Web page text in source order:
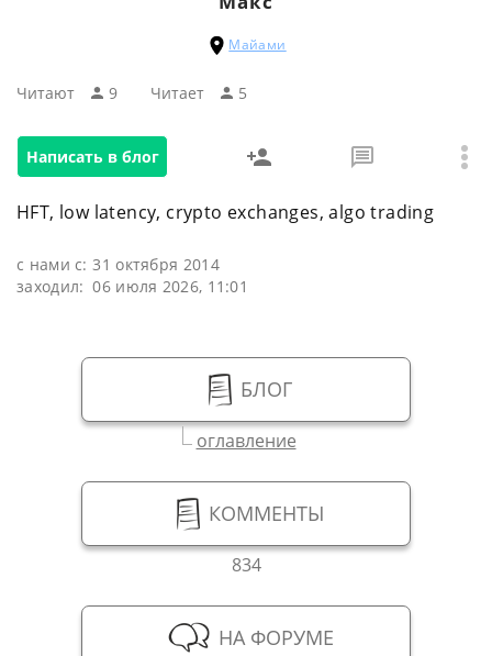
Майами
Читают 9 Читаeт 5
Написать в блог
HFT, low latency, crypto exchanges, algo trading
с нами с: 31 октября 2014
заходил: 06 июля 2026, 11:01
БЛОГ
оглавление
КОММЕНТЫ
834
НА ФОРУМЕ